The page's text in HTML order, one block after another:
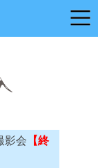
影会 【終